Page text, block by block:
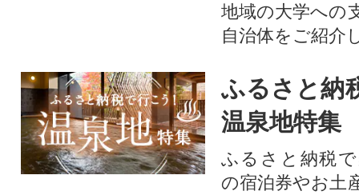
地域の大学への
自治体をご紹介
ふるさと納
温泉地特集
ふるさと納税
の宿泊券やお土